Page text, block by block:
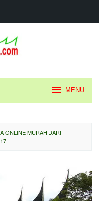
MENU
ONLINE MURAH DARI